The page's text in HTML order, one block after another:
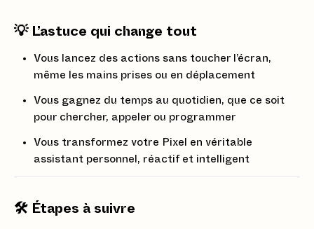
💡 L’astuce qui change tout
Vous lancez des actions sans toucher l’écran,
même les mains prises ou en déplacement
Vous gagnez du temps au quotidien, que ce soit
pour chercher, appeler ou programmer
Vous transformez votre Pixel en véritable
assistant personnel, réactif et intelligent
🛠️ Étapes à suivre